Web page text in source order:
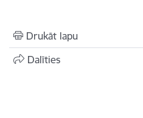
Drukāt lapu
Dalīties